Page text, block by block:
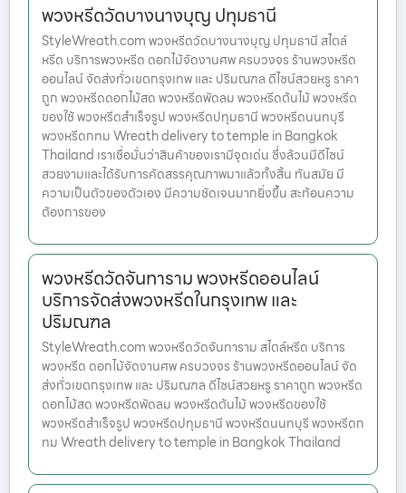
พวงหรีดวัดบางนางบุญ ปทุมธานี
StyleWreath.com พวงหรีดวัดบางนางบุญ ปทุมธานี สไตล์
หรีด บริการพวงหรีด ดอกไม้จัดงานศพ ครบวงจร ร้านพวงหรีด
ออนไลน์ จัดส่งทั่วเขตกรุงเทพ และ ปริมณฑล ดีไซน์สวยหรู ราคา
ถูก พวงหรีดดอกไม้สด พวงหรีดพัดลม พวงหรีดต้นไม้ พวงหรีด
ของใช้ พวงหรีดสำเร็จรูป พวงหรีดปทุมธานี พวงหรีดนนทบุรี
พวงหรีดกทม Wreath delivery to temple in Bangkok
Thailand เราเชื่อมั่นว่าสินค้าของเรามีจุดเด่น ซึ่งล้วนมีดีไซน์
สวยงามและได้รับการคัดสรรคุณภาพมาแล้วทั้งสิ้น ทันสมัย มี
ความเป็นตัวของตัวเอง มีความชัดเจนมากยิ่งขึ้น สะท้อนความ
ต้องการของ
พวงหรีดวัดจันทาราม พวงหรีดออนไลน์
บริการจัดส่งพวงหรีดในกรุงเทพ และ
ปริมณฑล
StyleWreath.com พวงหรีดวัดจันทาราม สไตล์หรีด บริการ
พวงหรีด ดอกไม้จัดงานศพ ครบวงจร ร้านพวงหรีดออนไลน์ จัด
ส่งทั่วเขตกรุงเทพ และ ปริมณฑล ดีไซน์สวยหรู ราคาถูก พวงหรีด
ดอกไม้สด พวงหรีดพัดลม พวงหรีดต้นไม้ พวงหรีดของใช้
พวงหรีดสำเร็จรูป พวงหรีดปทุมธานี พวงหรีดนนทบุรี พวงหรีดก
ทม Wreath delivery to temple in Bangkok Thailand